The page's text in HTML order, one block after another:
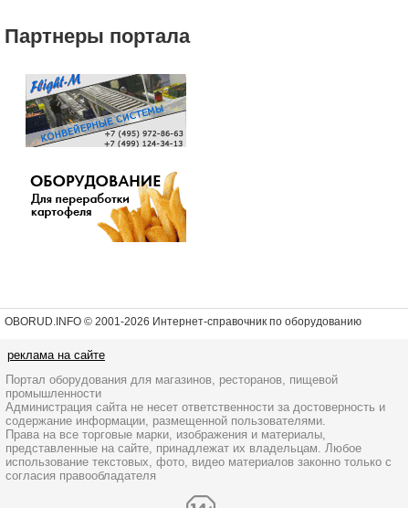
Партнеры портала
OBORUD.INFO © 2001-2026 Интернет-справочник по оборудованию
реклама на сайте
Портал оборудования для магазинов, ресторанов, пищевой
промышленности
Администрация сайта не несет ответственности за достоверность и
содержание информации, размещенной пользователями.
Права на все торговые марки, изображения и материалы,
представленные на сайте, принадлежат их владельцам. Любое
использование текстовых, фото, видео материалов законно только с
согласия правообладателя